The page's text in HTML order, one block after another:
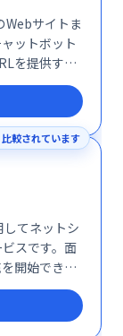
サイトま
ットボット
を提供する
ます。
比較されています
てネットシ
スです。面
開始できま